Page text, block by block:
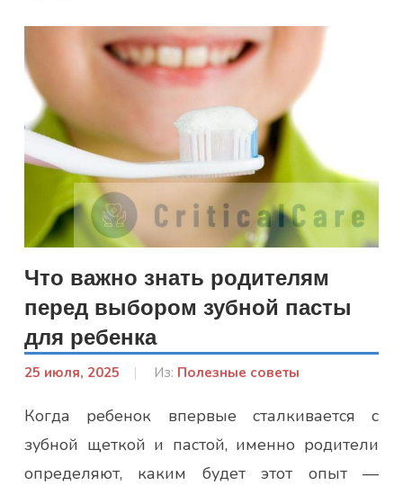
Что важно знать родителям
перед выбором зубной пасты
для ребенка
25 июля, 2025
От:
Марина
Из: Полезные советы
Когда ребенок впервые сталкивается с
зубной щеткой и пастой, именно родители
определяют, каким будет этот опыт —